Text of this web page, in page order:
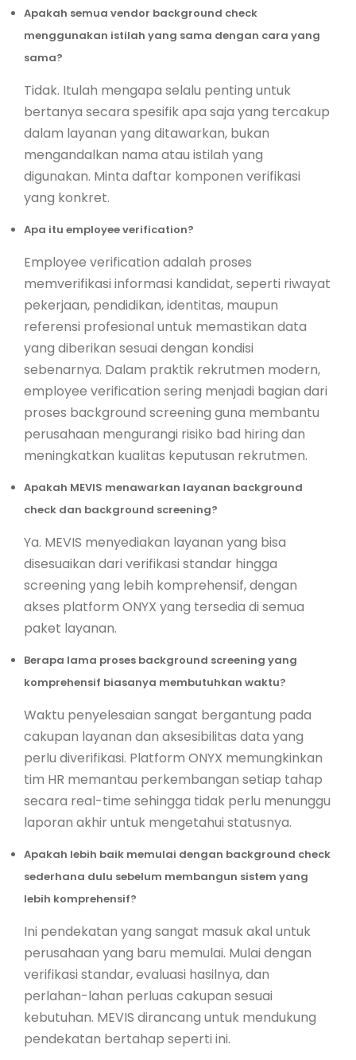
Apakah semua vendor background check
menggunakan istilah yang sama dengan cara yang
sama?
Tidak. Itulah mengapa selalu penting untuk
bertanya secara spesifik apa saja yang tercakup
dalam layanan yang ditawarkan, bukan
mengandalkan nama atau istilah yang
digunakan. Minta daftar komponen verifikasi
yang konkret.
Apa itu employee verification?
Employee verification adalah proses
memverifikasi informasi kandidat, seperti riwayat
pekerjaan, pendidikan, identitas, maupun
referensi profesional untuk memastikan data
yang diberikan sesuai dengan kondisi
sebenarnya. Dalam praktik rekrutmen modern,
employee verification sering menjadi bagian dari
proses background screening guna membantu
perusahaan mengurangi risiko bad hiring dan
meningkatkan kualitas keputusan rekrutmen.
Apakah MEVIS menawarkan layanan background
check dan background screening?
Ya. MEVIS menyediakan layanan yang bisa
disesuaikan dari verifikasi standar hingga
screening yang lebih komprehensif, dengan
akses platform ONYX yang tersedia di semua
paket layanan.
Berapa lama proses background screening yang
komprehensif biasanya membutuhkan waktu?
Waktu penyelesaian sangat bergantung pada
cakupan layanan dan aksesibilitas data yang
perlu diverifikasi. Platform ONYX memungkinkan
tim HR memantau perkembangan setiap tahap
secara real-time sehingga tidak perlu menunggu
laporan akhir untuk mengetahui statusnya.
Apakah lebih baik memulai dengan background check
sederhana dulu sebelum membangun sistem yang
lebih komprehensif?
Ini pendekatan yang sangat masuk akal untuk
perusahaan yang baru memulai. Mulai dengan
verifikasi standar, evaluasi hasilnya, dan
perlahan-lahan perluas cakupan sesuai
kebutuhan. MEVIS dirancang untuk mendukung
pendekatan bertahap seperti ini.